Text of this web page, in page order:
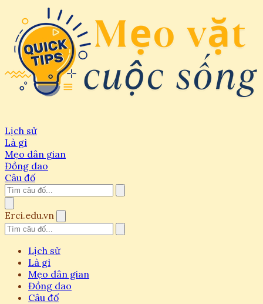
Lịch sử
Là gì
Mẹo dân gian
Đồng dao
Câu đố
Erci.edu.vn
Lịch sử
Là gì
Mẹo dân gian
Đồng dao
Câu đố